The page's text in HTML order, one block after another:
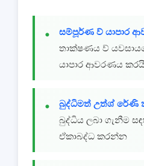
සම්පූර්ණ ව් යාපාර
තාක්ෂණය ව්
යාපාර ආවරණය
බුද්ධිමත් උත්ශ් රේණි
බුද්ධිය ලබා ගැනීම
ඒකාබද්ධ කරන්න